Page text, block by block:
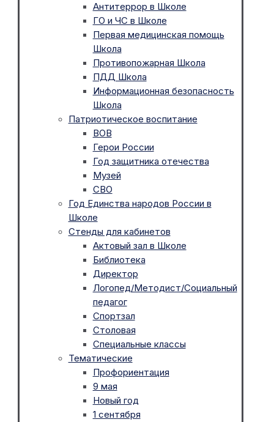
Антитеррор в Школе
ГО и ЧС в Школе
Первая медицинская помощь
Школа
Противопожарная Школа
ПДД Школа
Информационная безопасность
Школа
Патриотическое воспитание
ВОВ
Герои России
Год защитника отечества
Музей
СВО
Год Единства народов России в
Школе
Стенды для кабинетов
Актовый зал в Школе
Библиотека
Директор
Логопед/Методист/Социальный
педагог
Спортзал
Столовая
Специальные классы
Тематические
Профориентация
9 мая
Новый год
1 сентября